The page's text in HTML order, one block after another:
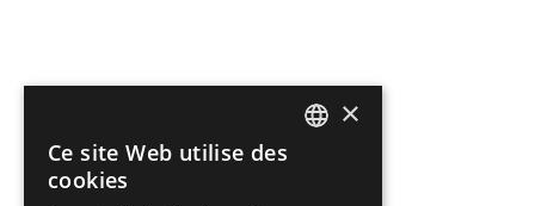
×
Ce site Web utilise des
cookies